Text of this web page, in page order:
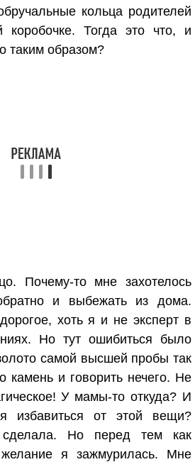
кольца родителей
коробочке. Тогда это что, и
таким образом?
Почему-то мне захотелось
и выбежать из дома.
хоть я и не эксперт в
Но тут ошибиться было
самой высшей пробы так
камень и говорить нечего. Не
У мамы-то откуда? И
избавиться от этой вещи?
Но перед тем как
я зажмурилась. Мне